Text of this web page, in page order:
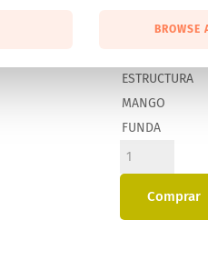
BROWSE
ACERO
ESTRUCTURA
MANGO
FUNDA
K-
9R.M
cantidadComprar